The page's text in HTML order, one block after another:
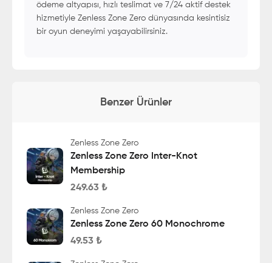
ödeme altyapısı, hızlı teslimat ve 7/24 aktif destek
hizmetiyle Zenless Zone Zero dünyasında kesintisiz
bir oyun deneyimi yaşayabilirsiniz.
Benzer Ürünler
Zenless Zone Zero
Zenless Zone Zero Inter-Knot
Membership
249.63 ₺
Zenless Zone Zero
Zenless Zone Zero 60 Monochrome
49.53 ₺